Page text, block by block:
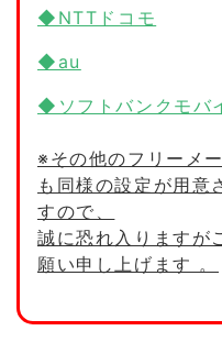
◆NTTドコモ
◆au
◆ソフトバンクモバ
※その他のフリーメ
も同様の設定が用意
すので、
誠に恐れ入りますが
願い申し上げます 。